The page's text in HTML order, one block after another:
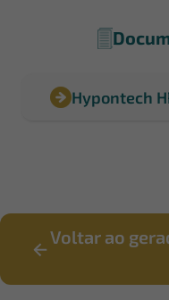
Hypontech
Voltar ao